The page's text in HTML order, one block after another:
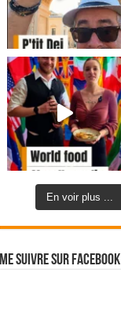
En voir plus ...
Me suivre sur Facebook